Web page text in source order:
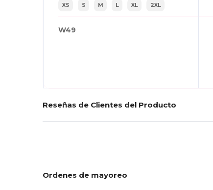
XS S M L XL 2XL
W49
Reseñas de Clientes del Producto
Ordenes de mayoreo